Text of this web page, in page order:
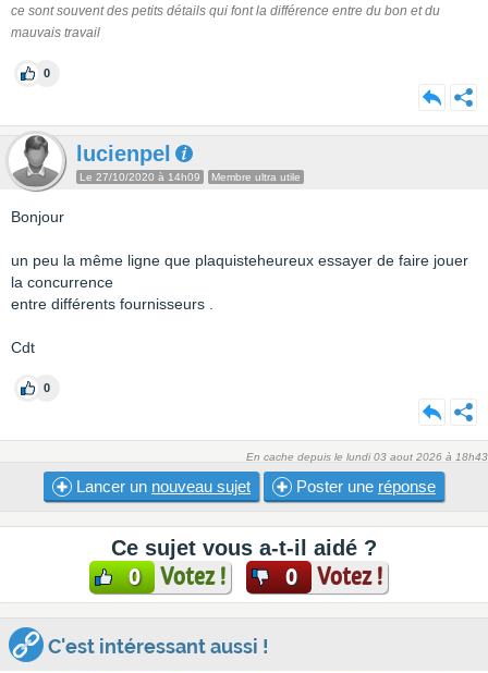
ce sont souvent des petits détails qui font la différence entre du bon et du
mauvais travail
0
lucienpel
Le 27/10/2020 à 14h09 Membre ultra utile
Bonjour
un peu la même ligne que plaquisteheureux essayer de faire jouer
la concurrence
entre différents fournisseurs .
Cdt
0
En cache depuis le lundi 03 aout 2026 à 18h43
Lancer un nouveau sujet Poster une réponse
Ce sujet vous a-t-il aidé ?
0 Votez ! 0 Votez !
C'est intéressant aussi !